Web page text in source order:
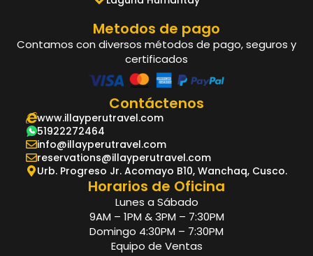
Metodos de pago
Contamos con diversos métodos de pago, seguros y
certificados
Contáctenos
www.illayperutravel.com
51922272464
info@illayperutravel.com
reservations@illayperutravel.com
Urb. Progreso Jr. Acomayo B10, Wanchaq, Cusco.
Horarios de Oficina
Lunes a Sábado
9AM – 1PM & 3PM – 7:30PM
Domingo 4:30PM – 7:30PM
Equipo de Ventas